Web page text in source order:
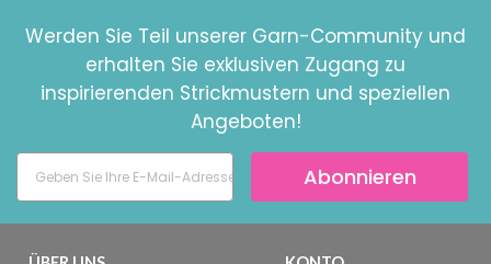
Werden Sie Teil unserer Garn-Community und
erhalten Sie exklusiven Zugang zu
inspirierenden Strickmustern und speziellen
Angeboten!
Abonnieren